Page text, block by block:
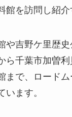
館を訪問し紹介
や吉野ケ里歴
ら千葉市加曽
まで、ロード
います。